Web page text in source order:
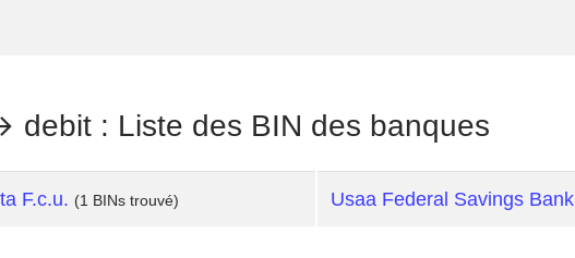
: Liste des BIN des banques
F.c.u. (1 BINs trouvé) Usaa Federal Savings Bank